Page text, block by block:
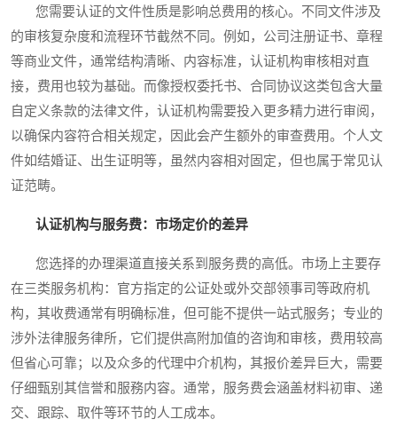
您需要认证的文件性质是影响总费用的核心。不同文件涉及
的审核复杂度和流程环节截然不同。例如，公司注册证书、章程
等商业文件，通常结构清晰、内容标准，认证机构审核相对直
接，费用也较为基础。而像授权委托书、合同协议这类包含大量
自定义条款的法律文件，认证机构需要投入更多精力进行审阅，
以确保内容符合相关规定，因此会产生额外的审查费用。个人文
件如结婚证、出生证明等，虽然内容相对固定，但也属于常见认
证范畴。
认证机构与服务费：市场定价的差异
您选择的办理渠道直接关系到服务费的高低。市场上主要存
在三类服务机构：官方指定的公证处或外交部领事司等政府机
构，其收费通常有明确标准，但可能不提供一站式服务；专业的
涉外法律服务律所，它们提供高附加值的咨询和审核，费用较高
但省心可靠；以及众多的代理中介机构，其报价差异巨大，需要
仔细甄别其信誉和服務内容。通常，服务费会涵盖材料初审、递
交、跟踪、取件等环节的人工成本。